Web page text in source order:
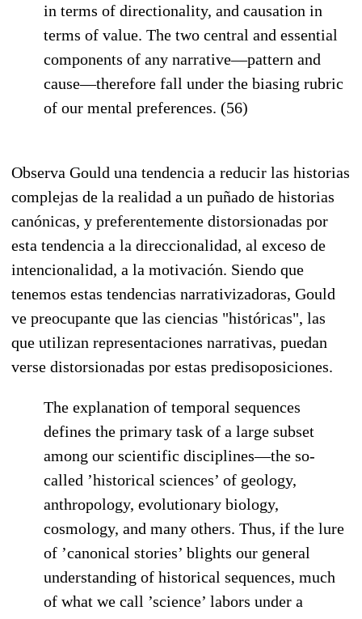
in terms of directionality, and causation in
terms of value. The two central and essential
components of any narrative—pattern and
cause—therefore fall under the biasing rubric
of our mental preferences. (56)
Observa Gould una tendencia a reducir las historias
complejas de la realidad a un puñado de historias
canónicas, y preferentemente distorsionadas por
esta tendencia a la direccionalidad, al exceso de
intencionalidad, a la motivación. Siendo que
tenemos estas tendencias narrativizadoras, Gould
ve preocupante que las ciencias "históricas", las
que utilizan representaciones narrativas, puedan
verse distorsionadas por estas predisoposiciones.
The explanation of temporal sequences
defines the primary task of a large subset
among our scientific disciplines—the so-
called ’historical sciences’ of geology,
anthropology, evolutionary biology,
cosmology, and many others. Thus, if the lure
of ’canonical stories’ blights our general
understanding of historical sequences, much
of what we call ’science’ labors under a